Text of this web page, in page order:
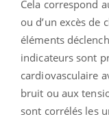
Cela correspond
ou d’un excès de
éléments
indicateurs sont
cardiovasculaire
bruit ou aux
sont corrélés les